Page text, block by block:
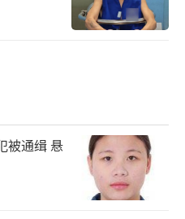
被通缉 悬